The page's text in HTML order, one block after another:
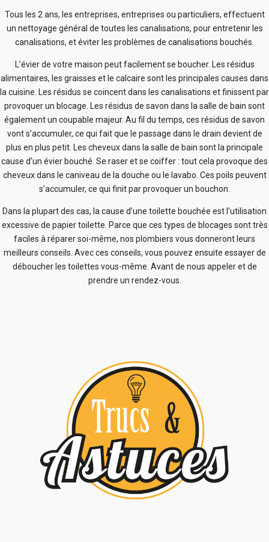
Tous les 2 ans, les entreprises, entreprises ou particuliers, effectuent
un nettoyage général de toutes les canalisations, pour entretenir les
canalisations, et éviter les problèmes de canalisations bouchés.
L’évier de votre maison peut facilement se boucher. Les résidus
alimentaires, les graisses et le calcaire sont les principales causes dans
la cuisine. Les résidus se coincent dans les canalisations et finissent par
provoquer un blocage. Les résidus de savon dans la salle de bain sont
également un coupable majeur. Au fil du temps, ces résidus de savon
vont s’accumuler, ce qui fait que le passage dans le drain devient de
plus en plus petit. Les cheveux dans la salle de bain sont la principale
cause d’un évier bouché. Se raser et se coiffer : tout cela provoque des
cheveux dans le caniveau de la douche ou le lavabo. Ces poils peuvent
s’accumuler, ce qui finit par provoquer un bouchon.
Dans la plupart des cas, la cause d’une toilette bouchée est l’utilisation
excessive de papier toilette. Parce que ces types de blocages sont très
faciles à réparer soi-même, nos plombiers vous donneront leurs
meilleurs conseils. Avec ces conseils, vous pouvez ensuite essayer de
déboucher les toilettes vous-même. Avant de nous appeler et de
prendre un rendez-vous.